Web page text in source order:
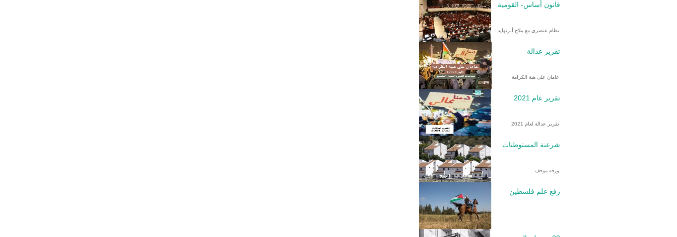
قانون أساس- القومية
نظام عنصري مع ملاح أبرتهايد
تقرير عدالة
عامان على هبة الكرامة
تقرير عام 2021
تقرير عدالة لعام 2021
شرعنة المستوطنات
ورقة موقف
رفع علم فلسطين